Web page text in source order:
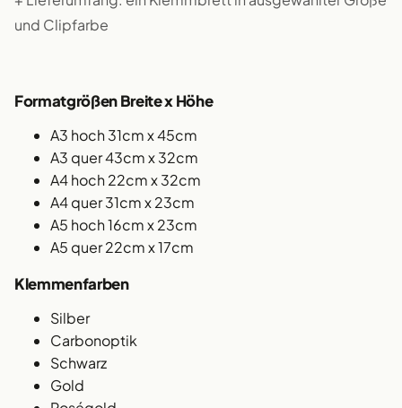
und Clipfarbe
Formatgrößen Breite x Höhe
A3 hoch 31cm x 45cm
A3 quer 43cm x 32cm
A4 hoch 22cm x 32cm
A4 quer 31cm x 23cm
A5 hoch 16cm x 23cm
A5 quer 22cm x 17cm
Klemmenfarben
Silber
Carbonoptik
Schwarz
Gold